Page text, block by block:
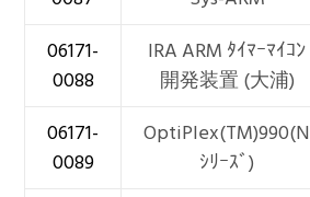
06171-
0088
IRA ARM ﾀｲﾏｰﾏｲｺﾝ
開発装置 (大浦)
06171-
0089
OptiPlex(TM)990(N
ｼﾘｰｽﾞ)